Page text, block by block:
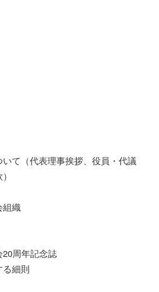
て（代表理事挨拶、役員・代議
織
周年記念誌
細則